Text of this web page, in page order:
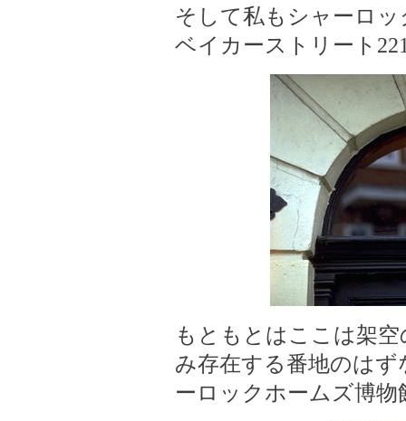
そして私もシャーロ
ベイカーストリート
もともとはここは架
み存在する番地のは
ーロックホームズ博物